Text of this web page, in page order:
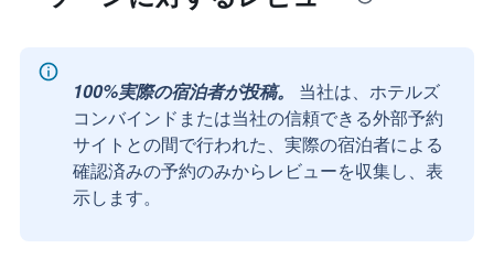
100%実際の宿泊者が投稿。
当社は、ホテルズ
コンバインドまたは当社の信頼できる外部予約
サイトとの間で行われた、実際の宿泊者による
確認済みの予約のみからレビューを収集し、表
示します。